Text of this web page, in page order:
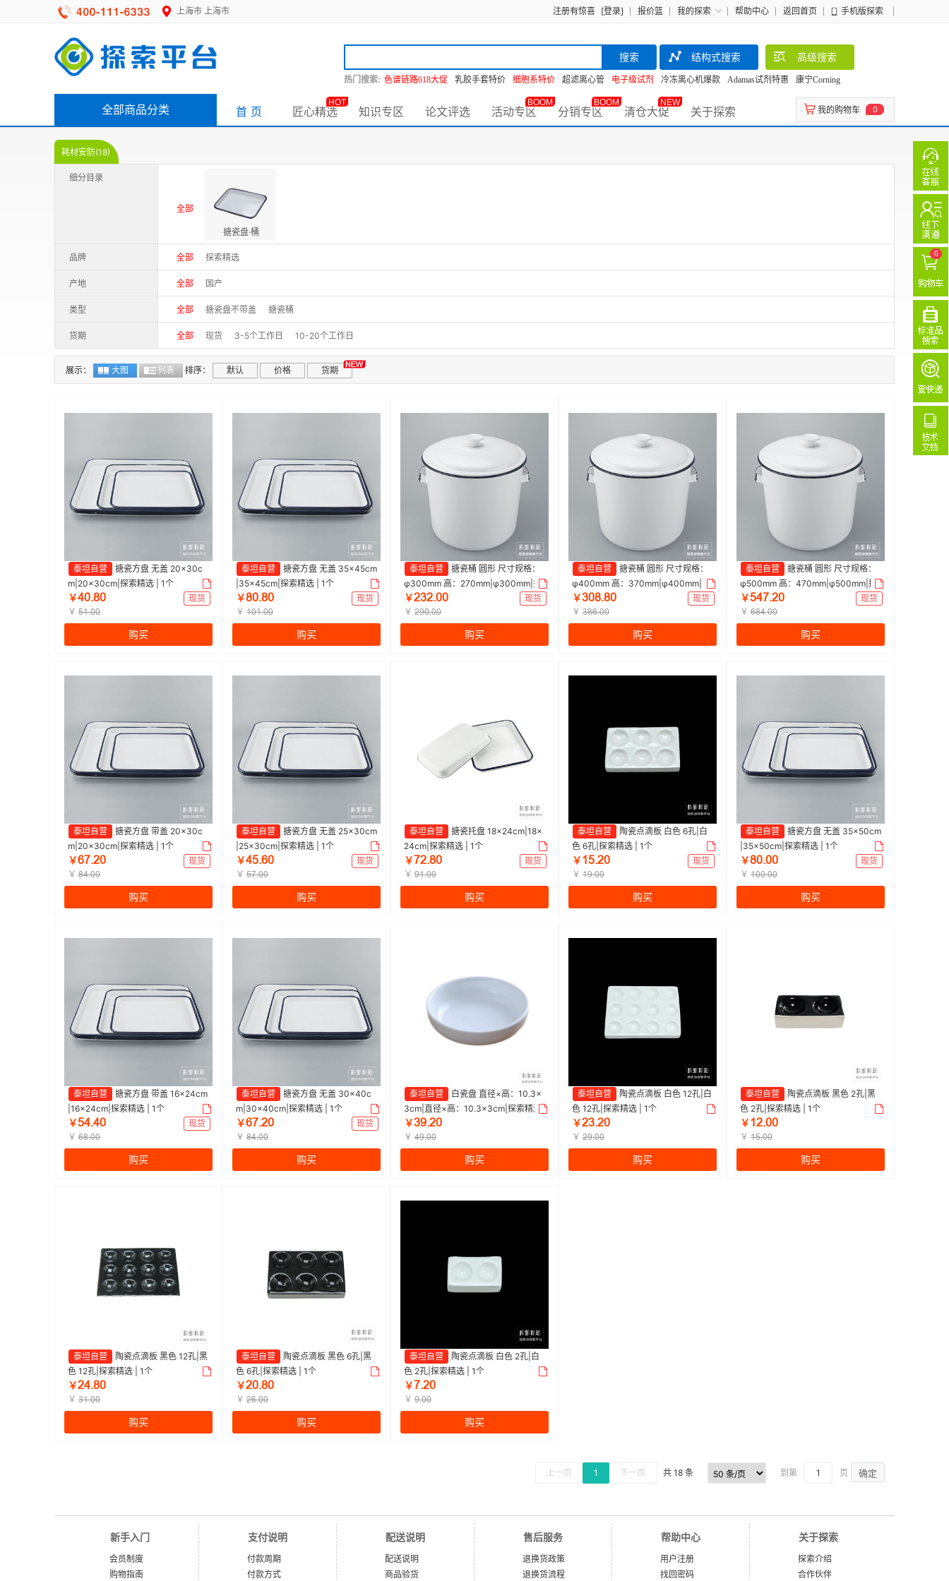
上海市 上海市 注册有惊喜 [登录] 报价篮 我的探索 帮助中心 返回首页 手机版探索
搜索 结构式搜索 高级搜索
热门搜索: 色谱链路618大促 乳胶手套特价 细胞系特价 超滤离心管 电子级试剂 冷冻离心机爆款 Adamas试剂特惠 康宁Corning
全部商品分类 首 页 匠心精选
HOT
知识专区 论文评选 活动专区
BOOM
分销专区
BOOM
清仓大促
NEW
关于探索 我的购物车 0
耗材安防(18)
细分目录
全部
搪瓷盘·桶
品牌 全部 探索精选
产地 全部 国产
类型 全部 搪瓷盘不带盖 搪瓷桶
货期 全部 现货 3-5个工作日 10-20个工作日
展示： 大图 列表 排序： 默认 价格 货期
泰坦自营
搪瓷方盘 无盖 20×30c
m|20×30cm|探索精选 | 1个
￥ȦŏŕȤŏ
现货
￥ ŪȜŕŏŏ
购买
泰坦自营
搪瓷方盘 无盖 35×45cm
|35×45cm|探索精选 | 1个
￥ȤŏŕȤŏ
现货
￥ ȜŏȜŕŏŏ
购买
泰坦自营
搪瓷桶 圆形 尺寸规格：
φ300mm 高：270mm|φ300mm|探
索精选 | 1个
￥ĤğĤŕŏŏ
现货
￥ ĤŽŏŕŏŏ
购买
泰坦自营
搪瓷桶 圆形 尺寸规格：
φ400mm 高：370mm|φ400mm|探
索精选 | 1个
￥ğŏȤŕȤŏ
现货
￥ ğȤĪŕŏŏ
购买
泰坦自营
搪瓷桶 圆形 尺寸规格：
φ500mm 高：470mm|φ500mm|探
索精选 | 1个
￥ŪȦǅŕĤŏ
现货
￥ ĪȤȦŕŏŏ
购买
泰坦自营
搪瓷方盘 带盖 20×30c
m|20×30cm|探索精选 | 1个
￥ĪǅŕĤŏ
现货
￥ ȤȦŕŏŏ
购买
泰坦自营
搪瓷方盘 无盖 25×30cm
|25×30cm|探索精选 | 1个
￥ȦŪŕĪŏ
现货
￥ Ūǅŕŏŏ
购买
泰坦自营
搪瓷托盘 18×24cm|18×
24cm|探索精选 | 1个
￥ǅĤŕȤŏ
现货
￥ ŽȜŕŏŏ
购买
泰坦自营
陶瓷点滴板 白色 6孔|白
色 6孔|探索精选 | 1个
￥ ȜŪŕĤŏ
现货
￥ ȜŽŕŏŏ
购买
泰坦自营
搪瓷方盘 无盖 35×50cm
|35×50cm|探索精选 | 1个
￥Ȥŏŕŏŏ
现货
￥ Ȝŏŏŕŏŏ
购买
泰坦自营
搪瓷方盘 带盖 16×24cm
|16×24cm|探索精选 | 1个
￥ŪȦŕȦŏ
现货
￥ ĪȤŕŏŏ
购买
泰坦自营
搪瓷方盘 无盖 30×40c
m|30×40cm|探索精选 | 1个
￥ĪǅŕĤŏ
现货
￥ ȤȦŕŏŏ
购买
泰坦自营
白瓷盘 直径×高：10.3×
3cm|直径×高：10.3×3cm|探索精选
| 1个
￥ğŽŕĤŏ
￥ ȦŽŕŏŏ
购买
泰坦自营
陶瓷点滴板 白色 12孔|白
色 12孔|探索精选 | 1个
￥ĤğŕĤŏ
￥ ĤŽŕŏŏ
购买
泰坦自营
陶瓷点滴板 黑色 2孔|黑
色 2孔|探索精选 | 1个
￥ ȜĤŕŏŏ
￥ ȜŪŕŏŏ
购买
泰坦自营
陶瓷点滴板 黑色 12孔|黑
色 12孔|探索精选 | 1个
￥ĤȦŕȤŏ
￥ ğȜŕŏŏ
购买
泰坦自营
陶瓷点滴板 黑色 6孔|黑
色 6孔|探索精选 | 1个
￥ĤŏŕȤŏ
￥ ĤĪŕŏŏ
购买
泰坦自营
陶瓷点滴板 白色 2孔|白
色 2孔|探索精选 | 1个
￥ǅŕĤŏ
￥ Žŕŏŏ
购买
上一页 1 下一页 共 18 条 到第 页 确定
0
新手入门
会员制度
购物指南
支付说明
付款周期
付款方式
配送说明
配送说明
商品验货
售后服务
退换货政策
退换货流程
帮助中心
用户注册
找回密码
关于探索
探索介绍
合作伙伴